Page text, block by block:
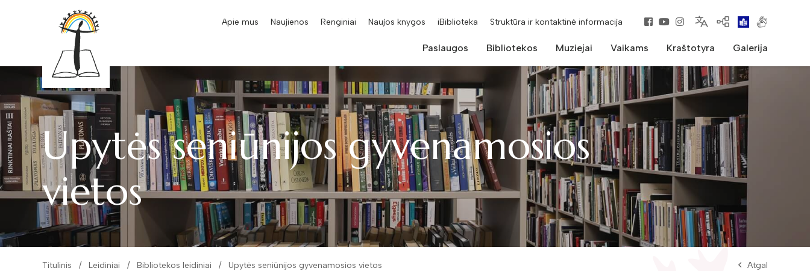
Apie mus Naujienos Renginiai Naujos knygos iBiblioteka Struktūra ir kontaktinė informacija
Paslaugos Bibliotekos Muziejai Vaikams Kraštotyra Galerija
Upytės seniūnijos gyvenamosios
vietos
Titulinis Leidiniai Bibliotekos leidiniai Upytės seniūnijos gyvenamosios vietos Atgal